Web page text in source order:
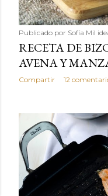
Publicado por Sofía Mil
RECETA DE
AVENA Y
Compartir 12